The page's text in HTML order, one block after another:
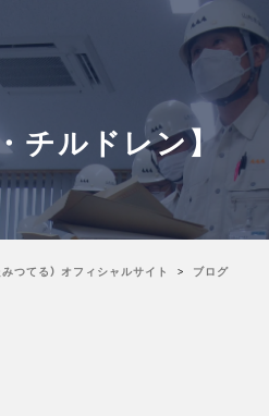
チルドレン】
つてる） オフィシャルサイト
ブログ